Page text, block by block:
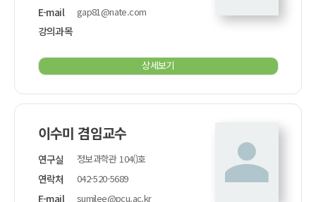
E-mail gap81@nate.com
강의과목
상세보기
이수미 겸임교수
연구실 정보과학관 104()호
연락처 042-520-5689
E-mail sumilee@pcu.ac.kr